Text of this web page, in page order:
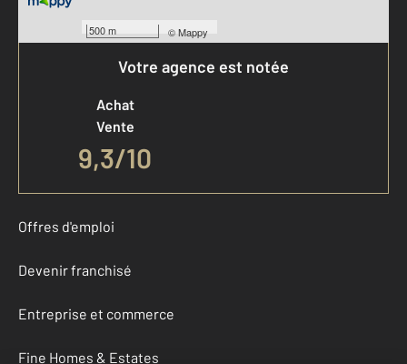
500 m ©Mappy
Votre agence est notée
Achat
Vente
9,3/10
Offres d'emploi
Devenir franchisé
Entreprise et commerce
Fine Homes & Estates